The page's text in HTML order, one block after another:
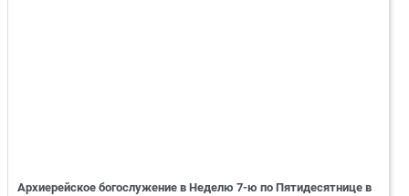
Архиерейское богослужение в Неделю 7-ю по Пятидесятнице в